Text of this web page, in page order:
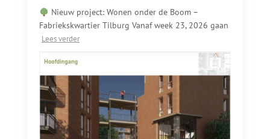
Nieuw project: Wonen onder de Boom –
Fabriekskwartier Tilburg Vanaf week 23, 2026 gaan
Lees verder